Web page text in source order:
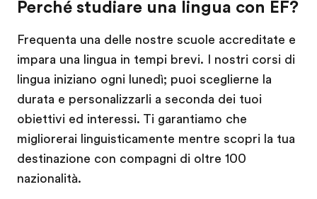
Perché studiare una lingua con EF?
Frequenta una delle nostre scuole accreditate e
impara una lingua in tempi brevi. I nostri corsi di
lingua iniziano ogni lunedì; puoi sceglierne la
durata e personalizzarli a seconda dei tuoi
obiettivi ed interessi. Ti garantiamo che
migliorerai linguisticamente mentre scopri la tua
destinazione con compagni di oltre 100
nazionalità.